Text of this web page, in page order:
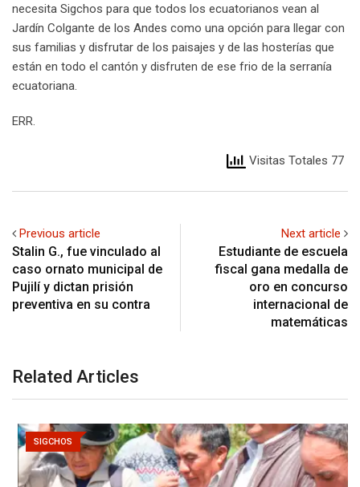
necesita Sigchos para que todos los ecuatorianos vean al
Jardín Colgante de los Andes como una opción para llegar con
sus familias y disfrutar de los paisajes y de las hosterías que
están en todo el cantón y disfruten de ese frio de la serranía
ecuatoriana.
ERR.
Visitas Totales 77
Previous article
Stalin G., fue vinculado al
caso ornato municipal de
Pujilí y dictan prisión
preventiva en su contra
Next article
Estudiante de escuela
fiscal gana medalla de
oro en concurso
internacional de
matemáticas
Related Articles
SIGCHOS